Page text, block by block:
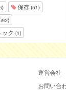
保存 (51)
ク (1)
運営会社
お問い合